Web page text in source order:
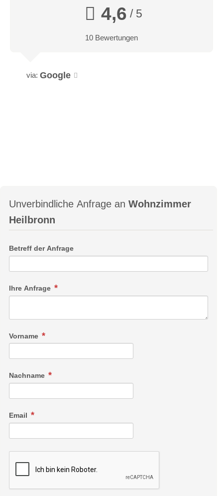
4,6 / 5
10 Bewertungen
via: Google
Unverbindliche Anfrage an Wohnzimmer
Heilbronn
Betreff der Anfrage
Ihre Anfrage
Vorname
Nachname
Email